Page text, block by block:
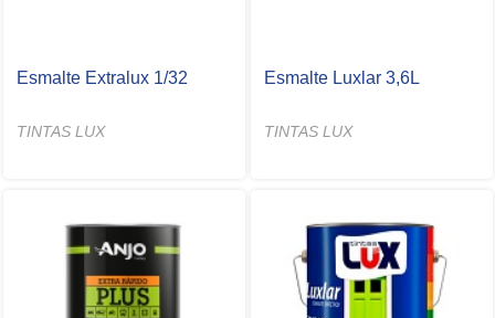
Esmalte Extralux 1/32
TINTAS LUX
Esmalte Luxlar 3,6L
TINTAS LUX